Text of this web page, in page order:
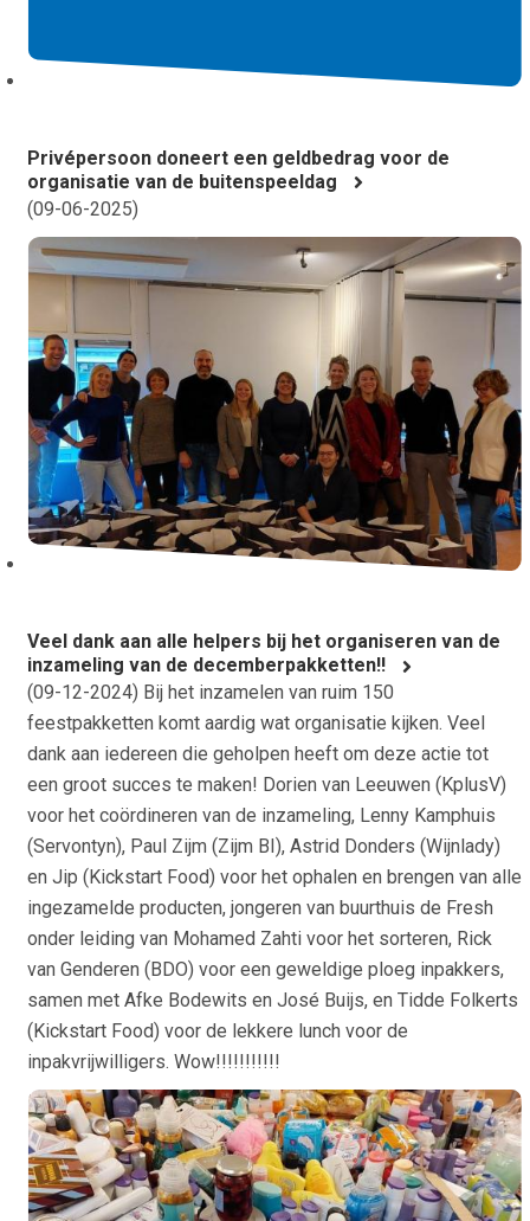
Privépersoon doneert een geldbedrag voor de
organisatie van de buitenspeeldag
(09-06-2025)
Veel dank aan alle helpers bij het organiseren van de
inzameling van de decemberpakketten!!
(09-12-2024) Bij het inzamelen van ruim 150
feestpakketten komt aardig wat organisatie kijken. Veel
dank aan iedereen die geholpen heeft om deze actie tot
een groot succes te maken! Dorien van Leeuwen (KplusV)
voor het coördineren van de inzameling, Lenny Kamphuis
(Servontyn), Paul Zijm (Zijm BI), Astrid Donders (Wijnlady)
en Jip (Kickstart Food) voor het ophalen en brengen van alle
ingezamelde producten, jongeren van buurthuis de Fresh
onder leiding van Mohamed Zahti voor het sorteren, Rick
van Genderen (BDO) voor een geweldige ploeg inpakkers,
samen met Afke Bodewits en José Buijs, en Tidde Folkerts
(Kickstart Food) voor de lekkere lunch voor de
inpakvrijwilligers. Wow!!!!!!!!!!!